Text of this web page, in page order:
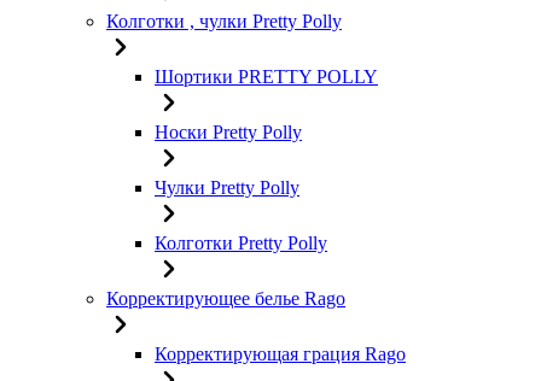
Колготки , чулки Pretty Polly
Шортики PRETTY POLLY
Носки Pretty Polly
Чулки Pretty Polly
Колготки Pretty Polly
Корректирующее белье Rago
Корректирующая грация Rago